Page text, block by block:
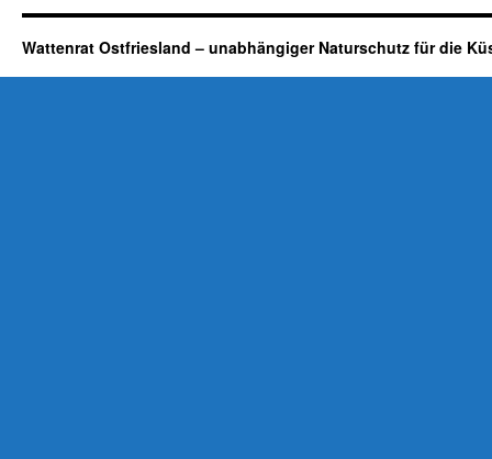
Wattenrat Ostfriesland – unabhängiger Naturschutz für die